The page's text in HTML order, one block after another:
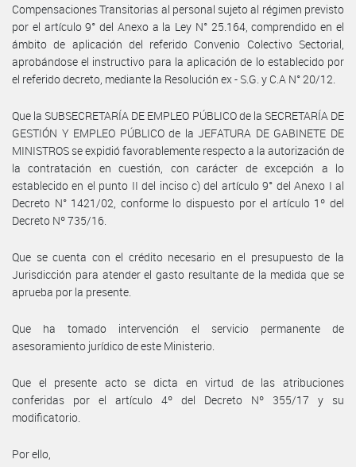
Compensaciones Transitorias al personal sujeto al régimen previsto
por el artículo 9° del Anexo a la Ley N° 25.164, comprendido en el
ámbito de aplicación del referido Convenio Colectivo Sectorial,
aprobándose el instructivo para la aplicación de lo establecido por
el referido decreto, mediante la Resolución ex - S.G. y C.A N° 20/12.
Que la SUBSECRETARÍA DE EMPLEO PÚBLICO de la SECRETARÍA DE
GESTIÓN Y EMPLEO PÚBLICO de la JEFATURA DE GABINETE DE
MINISTROS se expidió favorablemente respecto a la autorización de
la contratación en cuestión, con carácter de excepción a lo
establecido en el punto II del inciso c) del artículo 9° del Anexo I al
Decreto N° 1421/02, conforme lo dispuesto por el artículo 1º del
Decreto Nº 735/16.
Que se cuenta con el crédito necesario en el presupuesto de la
Jurisdicción para atender el gasto resultante de la medida que se
aprueba por la presente.
Que ha tomado intervención el servicio permanente de
asesoramiento jurídico de este Ministerio.
Que el presente acto se dicta en virtud de las atribuciones
conferidas por el artículo 4º del Decreto Nº 355/17 y su
modificatorio.
Por ello,